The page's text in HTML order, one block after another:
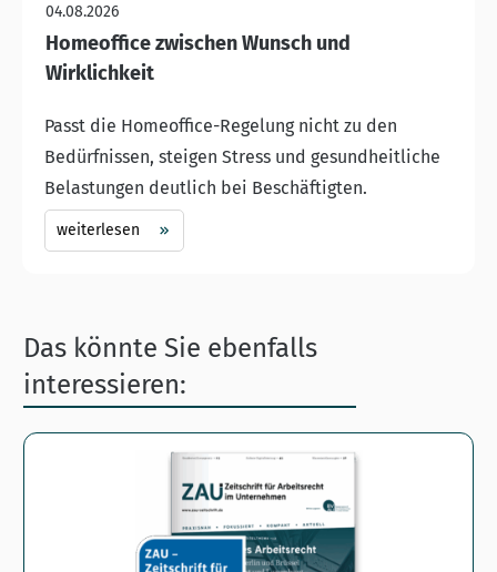
04.08.2026
Homeoffice zwischen Wunsch und
Wirklichkeit
Passt die Homeoffice-Regelung nicht zu den
Bedürfnissen, steigen Stress und gesundheitliche
Belastungen deutlich bei Beschäftigten.
weiterlesen
Das könnte Sie ebenfalls
interessieren: